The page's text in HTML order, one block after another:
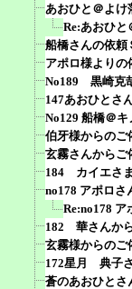
あおひと＠よけ
Re:あおひと
船橋さんの依頼
アポロ様よりの
No189 黒崎克
147あおひとさ
No129 船橋＠
伯牙様からのご
玄霧さんからご
184 カイエさ
no178 アポロさ
Re:no178 ア
182 華さんか
玄霧様からのご
172星月 典子
蒼のあおひとさ